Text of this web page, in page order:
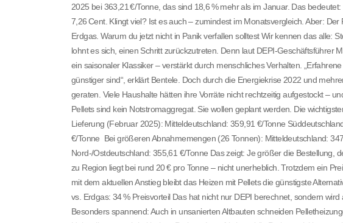
2025 bei 363,21 €/Tonne, das sind 18,6 % mehr als im Januar. Das
7,26 Cent. Klingt viel? Ist es auch – zumindest im Monatsvergleich. Aber:
Erdgas. Warum du jetzt nicht in Panik verfallen solltest Wir kennen das alle:
lohnt es sich, einen Schritt zurückzutreten. Denn laut DEPI-Geschäftsführer
ein saisonaler Klassiker – verstärkt durch menschliches Verhalten.
günstiger sind“, erklärt Bentele. Doch durch die Energiekrise 2022 und
geraten. Viele Haushalte hätten ihre Vorräte nicht rechtzeitig aufgestockt –
Pellets sind kein Notstromaggregat. Sie wollen geplant werden. Die
Lieferung (Februar 2025): Mitteldeutschland: 359,91 €/Tonne
€/Tonne Bei größeren Abnahmemengen (26 Tonnen): Mitteldeutschland:
Nord-/Ostdeutschland: 355,61 €/Tonne Das zeigt: Je größer die Bestellung,
zu Region liegt bei rund 20 € pro Tonne – nicht unerheblich. Trotzdem ein
mit dem aktuellen Anstieg bleibt das Heizen mit Pellets die günstigste
vs. Erdgas: 34 % Preisvorteil Das hat nicht nur DEPI berechnet, sondern
Besonders spannend: Auch in unsanierten Altbauten schneiden